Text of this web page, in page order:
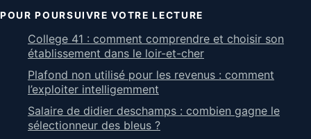
POUR POURSUIVRE VOTRE LECTURE
College 41 : comment comprendre et choisir son
établissement dans le loir-et-cher
Plafond non utilisé pour les revenus : comment
l’exploiter intelligemment
Salaire de didier deschamps : combien gagne le
sélectionneur des bleus ?